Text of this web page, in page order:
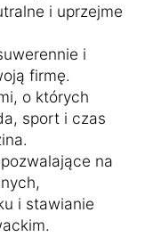
i uprzejme
i
firmę.
o których
sport i czas
na
i stawianie